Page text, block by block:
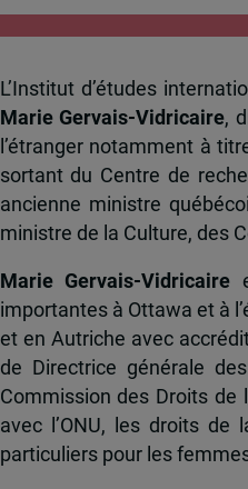
L’Institut d’études
Marie Gervais-Vidricaire,
l’étranger notamment à
sortant du Centre de
ancienne ministre
ministre de la Culture, des
Marie Gervais-Vidricaire
importantes à Ottawa et à
et en Autriche avec
de Directrice générale
Commission des Droits de
avec l’ONU, les droits de
particuliers pour les